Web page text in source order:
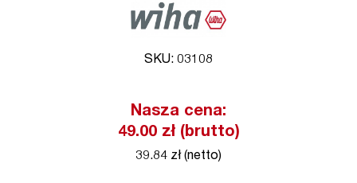
SKU: 03108
Nasza cena:
49.00 zł (brutto)
39.84 zł (netto)